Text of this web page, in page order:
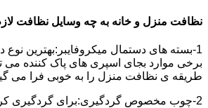
نظافت منزل و خانه به چه وسایل نظافت
1-بسته های دستمال میکروفایبر:بهترین
برخی موارد بجای اسپری های پاک کننده می
طریقه ی نظافت منزل را به خوبی فرا می
2-چوب مخصوص گردگیری:برای گردگیری کردن گوشه های بلند و کناره هایی که دسترسی به آن سخت است استفاده می شود بهتر از در سر این چوب یک دستمال میکروفایبر وصل کنید.